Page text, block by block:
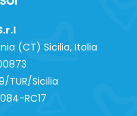
(CT) Sicilia, Italia
TUR/Sicilia
RC17